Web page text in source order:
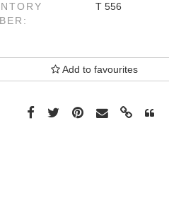
T 556
Add to favourites